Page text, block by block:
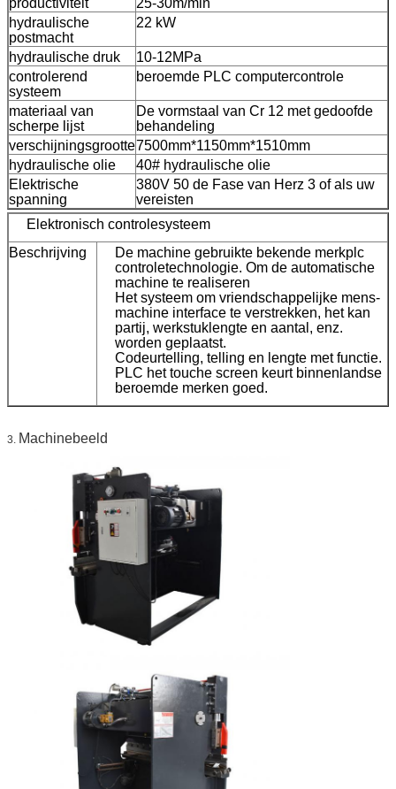
hydraulische
postmacht
22 kW
hydraulische druk
10-12MPa
controlerend
systeem
beroemde PLC computercontrole
materiaal van
scherpe lijst
De vormstaal van Cr 12 met gedoofde
behandeling
verschijningsgrootte7500mm*1150mm*1510mm
hydraulische olie
40# hydraulische olie
Elektrische
spanning
380V 50 de Fase van Herz 3 of als uw
vereisten
Elektronisch controlesysteem
Beschrijving
De machine gebruikte bekende merkplc
controletechnologie. Om de automatische
machine te realiseren
Het systeem om vriendschappelijke mens-
machine interface te verstrekken, het kan
partij, werkstuklengte en aantal, enz.
worden geplaatst.
Codeurtelling, telling en lengte met functie.
PLC het touche screen keurt binnenlandse
beroemde merken goed.
3. Machinebeeld